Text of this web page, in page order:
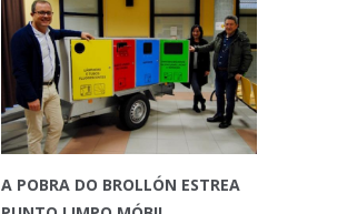
A POBRA DO BROLLÓN ESTREA